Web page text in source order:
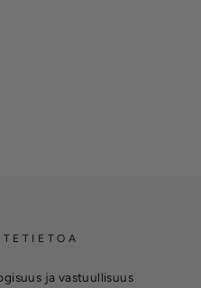
ja vastuullisuus